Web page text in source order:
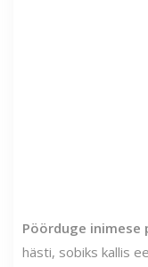
Pöörduge inimese
hästi, sobiks kallis